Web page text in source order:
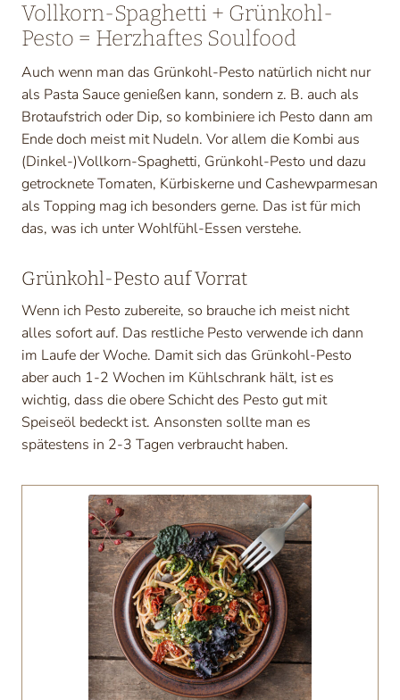
Vollkorn-Spaghetti + Grünkohl-
Pesto = Herzhaftes Soulfood
Auch wenn man das Grünkohl-Pesto natürlich nicht nur
als Pasta Sauce genießen kann, sondern z. B. auch als
Brotaufstrich oder Dip, so kombiniere ich Pesto dann am
Ende doch meist mit Nudeln. Vor allem die Kombi aus
(Dinkel-)Vollkorn-Spaghetti, Grünkohl-Pesto und dazu
getrocknete Tomaten, Kürbiskerne und Cashewparmesan
als Topping mag ich besonders gerne. Das ist für mich
das, was ich unter Wohlfühl-Essen verstehe.
Grünkohl-Pesto auf Vorrat
Wenn ich Pesto zubereite, so brauche ich meist nicht
alles sofort auf. Das restliche Pesto verwende ich dann
im Laufe der Woche. Damit sich das Grünkohl-Pesto
aber auch 1-2 Wochen im Kühlschrank hält, ist es
wichtig, dass die obere Schicht des Pesto gut mit
Speiseöl bedeckt ist. Ansonsten sollte man es
spätestens in 2-3 Tagen verbraucht haben.